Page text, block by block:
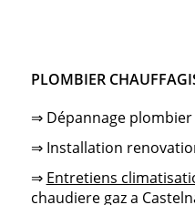
PLOMBIER
⇒ Dépannage plombier
⇒ Installation
⇒ Entretiens
chaudiere gaz a